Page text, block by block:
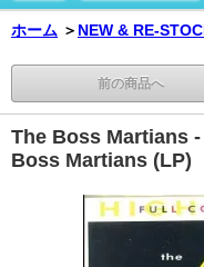
ホーム ＞ NEW & RE-
前の商品へ
The Boss Martians
Boss Martians (LP)